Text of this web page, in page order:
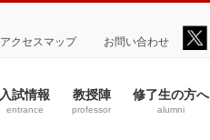
アクセスマップ お問い合わせ
入試情報
entrance
教授陣
professor
修了生の方へ
alumni